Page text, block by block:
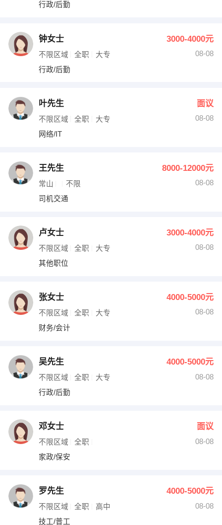
行政/后勤
钟女士 3000-4000元
不限区域 全职 大专
08-08
行政/后勤
叶先生 面议
不限区域 全职 大专
08-08
网络/IT
王先生 8000-12000元
常山 不限
08-08
司机交通
卢女士 3000-4000元
不限区域 全职 大专
08-08
其他职位
张女士 4000-5000元
不限区域 全职 大专
08-08
财务/会计
吴先生 4000-5000元
不限区域 全职 大专
08-08
行政/后勤
邓女士 面议
不限区域 全职
08-08
家政/保安
罗先生 4000-5000元
不限区域 全职 高中
08-08
技工/普工